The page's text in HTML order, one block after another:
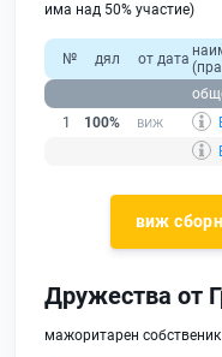
има над 50% участие)
№ дял от дата
1
100%
виж
Дружества от
мажоритарен